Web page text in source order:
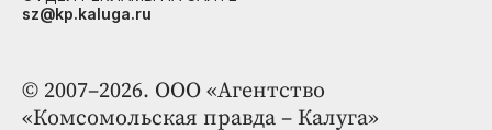
© 2007–2026. ООО «Агентство
«Комсомольская правда – Калуга»
sz@kp.kaluga.ru